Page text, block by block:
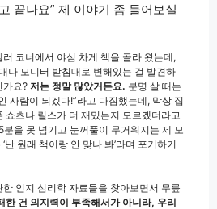
끝나요” 제 이야기 좀 들어보실
코너에서 야심 차게 책을 골라 왔는데,
나 모니터 받침대로 변해있는 걸 발견하
가요? 저는 정말 많았거든요. 분명 살 때는
사람이 되겠다!”라고 다짐했는데, 막상 집
쇼츠나 릴스가 더 재밌는지 모르겠더라고
분을 못 넘기고 눈꺼풀이 무거워지는 제 모
난 원래 책이랑 안 맞나 봐’라며 포기하기
인지 심리학 자료들을 찾아보면서 무릎
한 건 의지력이 부족해서가 아니라, 우리